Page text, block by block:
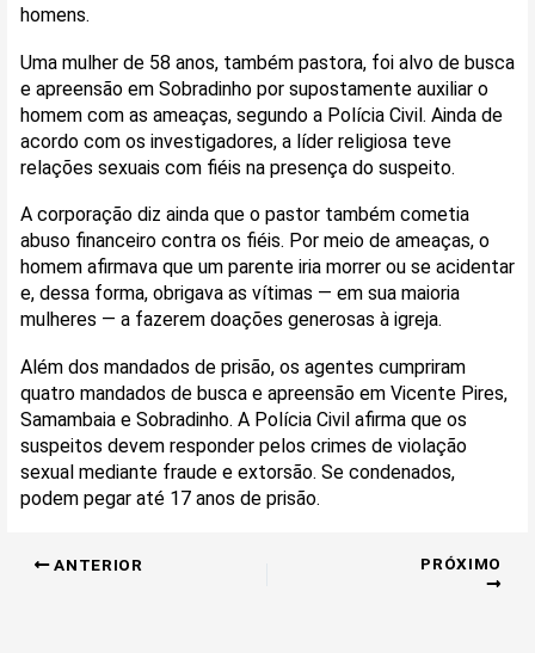
homens.
Uma mulher de 58 anos, também pastora, foi alvo de busca
e apreensão em Sobradinho por supostamente auxiliar o
homem com as ameaças, segundo a Polícia Civil. Ainda de
acordo com os investigadores, a líder religiosa teve
relações sexuais com fiéis na presença do suspeito.
A corporação diz ainda que o pastor também cometia
abuso financeiro contra os fiéis. Por meio de ameaças, o
homem afirmava que um parente iria morrer ou se acidentar
e, dessa forma, obrigava as vítimas — em sua maioria
mulheres — a fazerem doações generosas à igreja.
Além dos mandados de prisão, os agentes cumpriram
quatro mandados de busca e apreensão em Vicente Pires,
Samambaia e Sobradinho. A Polícia Civil afirma que os
suspeitos devem responder pelos crimes de violação
sexual mediante fraude e extorsão. Se condenados,
podem pegar até 17 anos de prisão.
ANTERIOR PRÓXIMO